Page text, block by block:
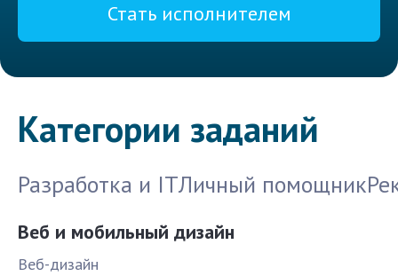
Стать исполнителем
Категории заданий
Разработка и ITЛичный помощник
Веб и мобильный дизайн
Веб-дизайн